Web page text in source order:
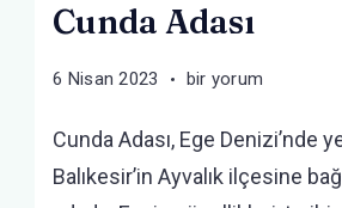
Cunda Adası
6 Nisan 2023
Cunda
için
bir yorum
Cunda Adası, Ege Denizi’nde
Balıkesir’in Ayvalık ilçesine